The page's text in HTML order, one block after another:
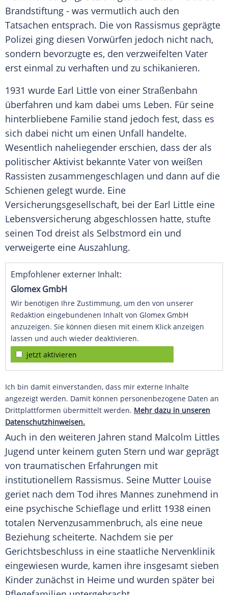
Brandstiftung - was vermutlich auch den
Tatsachen entsprach. Die von Rassismus geprägte
Polizei ging diesen Vorwürfen jedoch nicht nach,
sondern bevorzugte es, den verzweifelten Vater
erst einmal zu verhaften und zu schikanieren.
1931 wurde Earl Little von einer Straßenbahn
überfahren und kam dabei ums Leben. Für seine
hinterbliebene Familie stand jedoch fest, dass es
sich dabei nicht um einen Unfall handelte.
Wesentlich naheliegender erschien, dass der als
politischer Aktivist bekannte Vater von weißen
Rassisten zusammengeschlagen und dann auf die
Schienen gelegt wurde. Eine
Versicherungsgesellschaft, bei der Earl Little eine
Lebensversicherung abgeschlossen hatte, stufte
seinen Tod dreist als Selbstmord ein und
verweigerte eine Auszahlung.
Empfohlener externer Inhalt:
Glomex GmbH
Wir benötigen Ihre Zustimmung, um den von unserer
Redaktion eingebundenen Inhalt von Glomex GmbH
anzuzeigen. Sie können diesen mit einem Klick anzeigen
lassen und auch wieder deaktivieren.
jetzt aktivieren
Ich bin damit einverstanden, dass mir externe Inhalte
angezeigt werden. Damit können personenbezogene Daten an
Drittplattformen übermittelt werden. Mehr dazu in unseren
Datenschutzhinweisen.
Auch in den weiteren Jahren stand Malcolm Littles
Jugend unter keinem guten Stern und war geprägt
von traumatischen Erfahrungen mit
institutionellem Rassismus. Seine Mutter Louise
geriet nach dem Tod ihres Mannes zunehmend in
eine psychische Schieflage und erlitt 1938 einen
totalen Nervenzusammenbruch, als eine neue
Beziehung scheiterte. Nachdem sie per
Gerichtsbeschluss in eine staatliche Nervenklinik
eingewiesen wurde, kamen ihre insgesamt sieben
Kinder zunächst in Heime und wurden später bei